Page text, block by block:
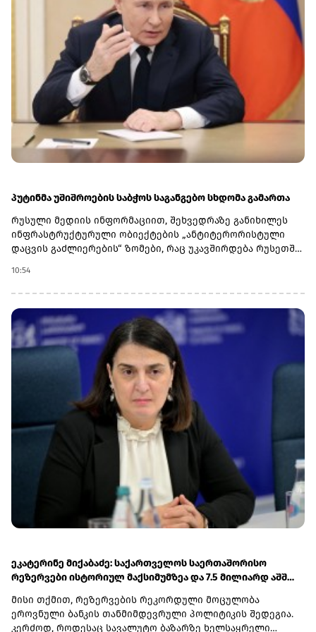
სფეროში თანამშრომლობის გაფართოებას და „აგრესიის
ნებისმიერი აქტის შეკავების“ გაძლიერებას. შეთანხმების
ფარგლებში სამი ქვეყანა გეგმავს სამხედრო და
უსაფრთხოების მიმართულებით კოორდინაციის
გაღრმავებას.საუდის არაბეთს, თურქეთსა და პაკისტანს
შორის თავდაცვის სფეროში თანამშრომლობა ბოლო
წლებში გაძლიერდა რეგიონული უსაფრთხოების
გამოწვევების ფონზე. სამივე ქვეყანა ისლამური
თანამშრომლობის ორგანიზაციის წევრია და აქტიურად
მონაწილეობს ახლო აღმოსავლეთისა და სამხრეთ აზიის
უსაფრთხოების საკითხებში.
პუტინმა უშიშროების საბჭოს საგანგებო სხდომა გამართა
რუსული მედიის ინფორმაციით, შეხვედრაზე განიხილეს
ინფრასტრუქტურული ობიექტების „ანტიტერორისტული
დაცვის გაძლიერების“ ზომები, რაც უკავშირდება რუსეთში
უსაფრთხოების უზრუნველყოფა და შესაძლო ახალი
ზომები უპილოტო საფრენი აპარატებისგან მომდინარე
საფრთხეების ფონზე.
10:54
ეკატერინე მიქაბაძე: საქართველოს საერთაშორისო
რეზერვები ისტორიულ მაქსიმუმზეა და 7.5 მილიარდ აშშ
მისი თქმით, რეზერვების რეკორდული მოცულობა
ეროვნული ბანკის თანმიმდევრული პოლიტიკის შედეგია.
კერძოდ, როდესაც სავალუტო ბაზარზე ხელსაყრელი